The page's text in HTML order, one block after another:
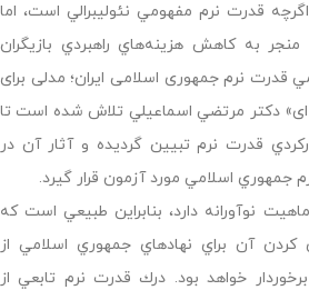
قدرت نرم مفهومي نئوليبرالي است، اما
به كاهش هزينه‌هاي راهبردي بازيگران
قدرت نرم جمهوری اسلامی ایران؛ مدلی برای
دكتر مرتضي اسماعيلي تلاش شده است تا
قدرت نرم تبيين گرديده و آثار آن در
جمهوري اسلامي مورد آزمون قرار گيرد.
نوآورانه دارد، بنابراين طبيعي است كه
كردن آن براي نهادهاي جمهوري اسلامي از
خواهد بود. درك قدرت نرم تابعي از